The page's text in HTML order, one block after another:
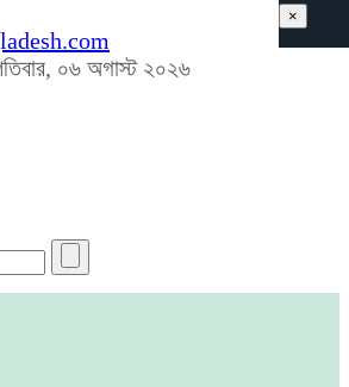
০৬ অগাস্ট ২০২৬
×